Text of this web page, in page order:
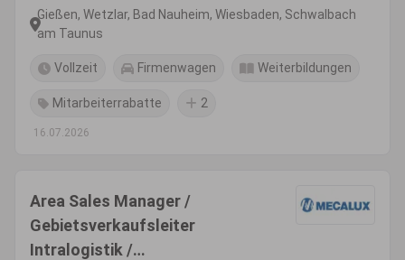
Gießen, Wetzlar, Bad Nauheim, Wiesbaden, Schwalbach
am Taunus
Vollzeit Firmenwagen Weiterbildungen
Mitarbeiterrabatte 2
16.07.2026
Area Sales Manager /
Gebietsverkaufsleiter
Intralogistik /